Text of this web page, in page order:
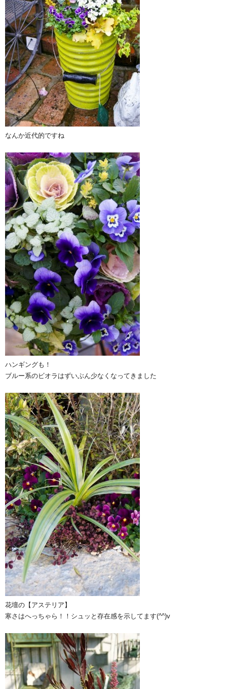
なんか近代的ですね
ハンギングも！
ブルー系のビオラはずいぶん少なくなってきました
花壇の【アステリア】
寒さはへっちゃら！！シュッと存在感を示してます(^^)v